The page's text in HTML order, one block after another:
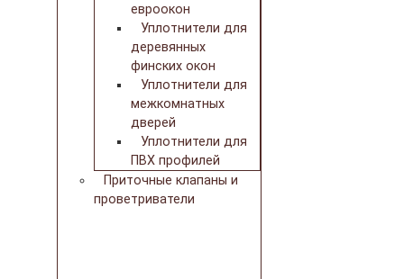
евроокон
Уплотнители для
деревянных
финских окон
Уплотнители для
межкомнатных
дверей
Уплотнители для
ПВХ профилей
Приточные клапаны и
проветриватели